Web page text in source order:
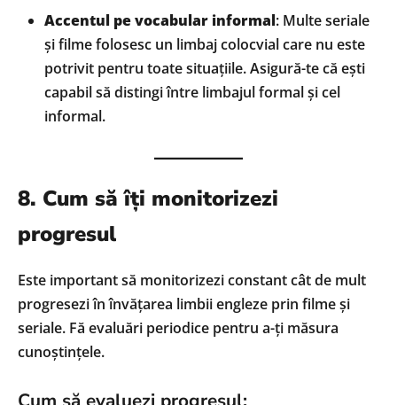
Accentul pe vocabular informal: Multe seriale
și filme folosesc un limbaj colocvial care nu este
potrivit pentru toate situațiile. Asigură-te că ești
capabil să distingi între limbajul formal și cel
informal.
8. Cum să îți monitorizezi
progresul
Este important să monitorizezi constant cât de mult
progresezi în învățarea limbii engleze prin filme și
seriale. Fă evaluări periodice pentru a-ți măsura
cunoștințele.